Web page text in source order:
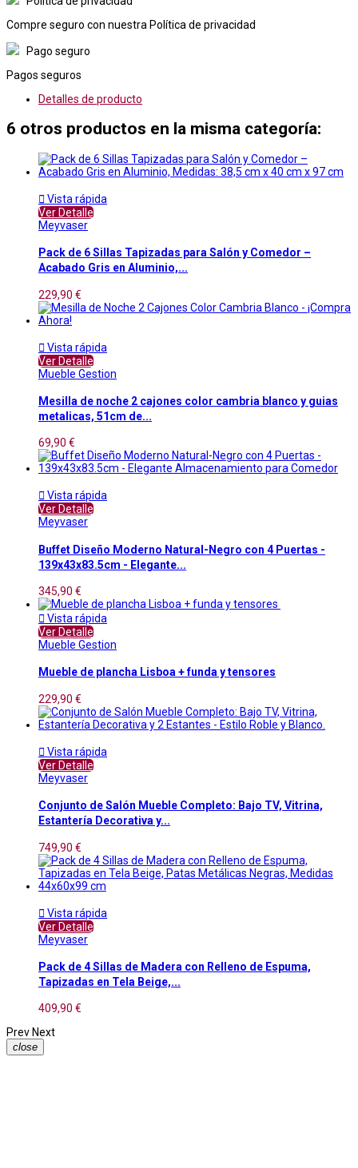
Compre seguro con nuestra Política de privacidad
Pago seguro
Pagos seguros
Detalles de producto
6 otros productos en la misma categoría:
 Vista rápida
Ver Detalle
Meyvaser
Pack de 6 Sillas Tapizadas para Salón y Comedor –
Acabado Gris en Aluminio,...
229,90 €
 Vista rápida
Ver Detalle
Mueble Gestion
Mesilla de noche 2 cajones color cambria blanco y guias
metalicas, 51cm de...
69,90 €
 Vista rápida
Ver Detalle
Meyvaser
Buffet Diseño Moderno Natural-Negro con 4 Puertas -
139x43x83.5cm - Elegante...
345,90 €
 Vista rápida
Ver Detalle
Mueble Gestion
Mueble de plancha Lisboa + funda y tensores
229,90 €
 Vista rápida
Ver Detalle
Meyvaser
Conjunto de Salón Mueble Completo: Bajo TV, Vitrina,
Estantería Decorativa y...
749,90 €
 Vista rápida
Ver Detalle
Meyvaser
Pack de 4 Sillas de Madera con Relleno de Espuma,
Tapizadas en Tela Beige,...
409,90 €
Prev Next
close